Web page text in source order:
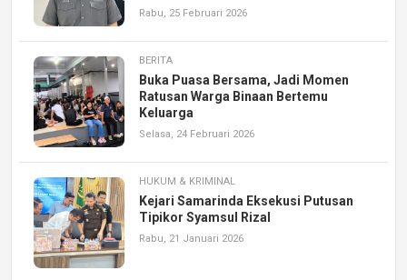
Rabu, 25 Februari 2026
BERITA
Buka Puasa Bersama, Jadi Momen
Ratusan Warga Binaan Bertemu
Keluarga
Selasa, 24 Februari 2026
HUKUM & KRIMINAL
Kejari Samarinda Eksekusi Putusan
Tipikor Syamsul Rizal
Rabu, 21 Januari 2026